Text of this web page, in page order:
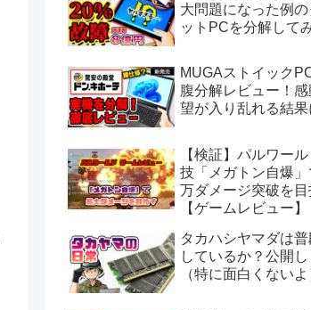
大問題になった例の
ットPCを分解して
MUGAストイック
腹分解レビュー！
望が入り乱れる結果
【検証】パルワー
技「メガトン自爆
万ダメージ突破を目
【ゲームレビュー】
タカハシヤマダは
しているか？公開し
（特に面白くないよ